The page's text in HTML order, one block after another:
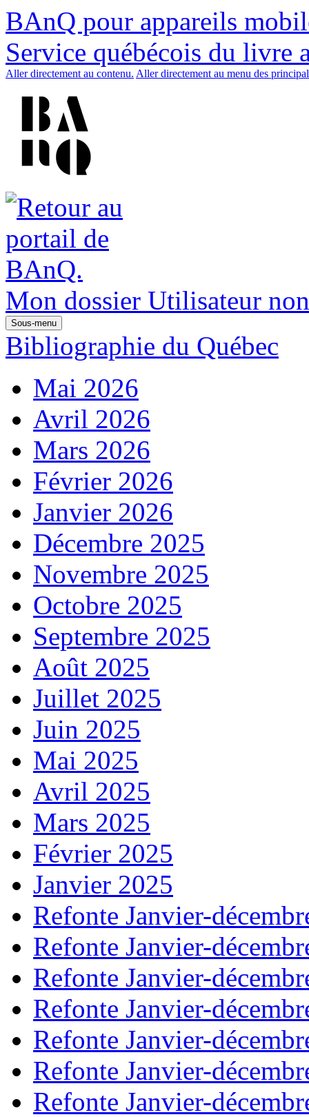
BAnQ pour appareils
Service québécois du livre
Aller directement au contenu. Aller directement au menu des
Mon dossier Utilisateur
Sous-menu
Bibliographie du Québec
Mai 2026
Avril 2026
Mars 2026
Février 2026
Janvier 2026
Décembre 2025
Novembre 2025
Octobre 2025
Septembre 2025
Août 2025
Juillet 2025
Juin 2025
Mai 2025
Avril 2025
Mars 2025
Février 2025
Janvier 2025
Refonte Janvier-
Refonte Janvier-
Refonte Janvier-
Refonte Janvier-
Refonte Janvier-
Refonte Janvier-
Refonte Janvier-